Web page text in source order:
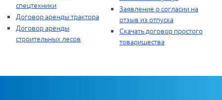
спецтехники
Договор аренды трактора
Договор аренды
строительных лесов
Заявление о согласии на
отзыв из отпуска
Скачать договор простого
товарищества